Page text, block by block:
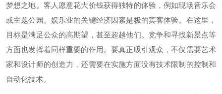
梦想之地。客人愿意花大价钱获得独特的体验，例如现场音乐会
或主题公园。娱乐业的关键经济因素是极的宾客体验。在这里，
目标是满足公众的高期望，甚至超越他们。竞争和寻找新景点等
方面也发挥着同样重要的作用。要真正吸引观众，不仅需要艺术
家和设计师的创造力，还需要在实施方面没有技术限制的控制和
自动化技术。